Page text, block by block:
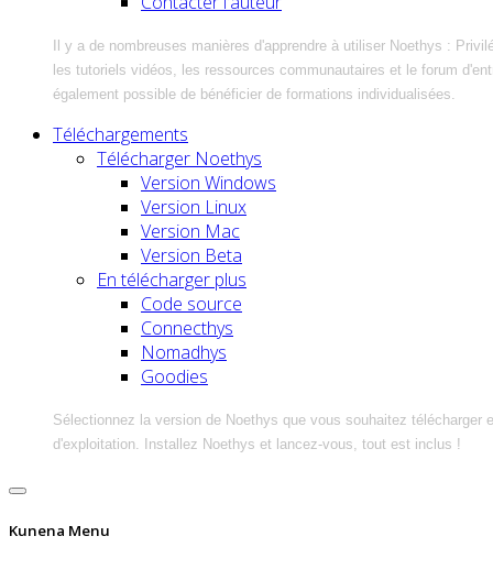
Il y a de nombreuses manières d'apprendre à utiliser Noethys :
les tutoriels vidéos, les ressources communautaires et le forum
également possible de bénéficier de formations individualisées.
Téléchargements
Télécharger Noethys
Version Windows
Version Linux
Version Mac
Version Beta
En télécharger plus
Code source
Connecthys
Nomadhys
Goodies
Sélectionnez la version de Noethys que vous souhaitez télécharger
d'exploitation. Installez Noethys et lancez-vous, tout est inclus !
Kunena Menu